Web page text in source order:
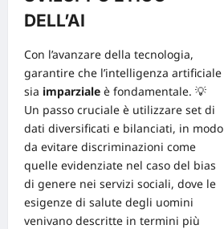
DELL’AI
Con l’avanzare della tecnologia,
garantire che l’intelligenza artificiale
sia imparziale è fondamentale. 💡
Un passo cruciale è utilizzare set di
dati diversificati e bilanciati, in modo
da evitare discriminazioni come
quelle evidenziate nel caso del bias
di genere nei servizi sociali, dove le
esigenze di salute degli uomini
venivano descritte in termini più